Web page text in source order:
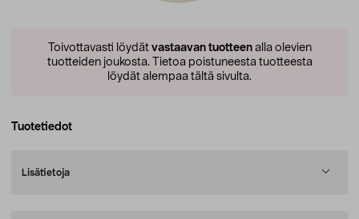
Toivottavasti löydät vastaavan tuotteenalla olevien
tuotteiden joukosta. Tietoa poistuneesta tuotteesta
löydät alempaa tältä sivulta.
Tuotetiedot
Lisätietoja